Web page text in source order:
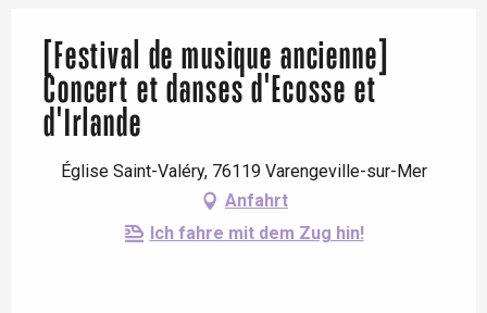
[Festival de musique ancienne]
Concert et danses d'Ecosse et
d'Irlande
Église Saint-Valéry, 76119 Varengeville-sur-Mer
Anfahrt
Ich fahre mit dem Zug hin!